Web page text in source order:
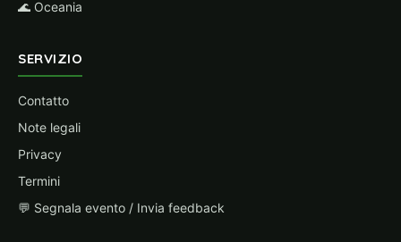
🌊 Oceania
SERVIZIO
Contatto
Note legali
Privacy
Termini
💬 Segnala evento / Invia feedback